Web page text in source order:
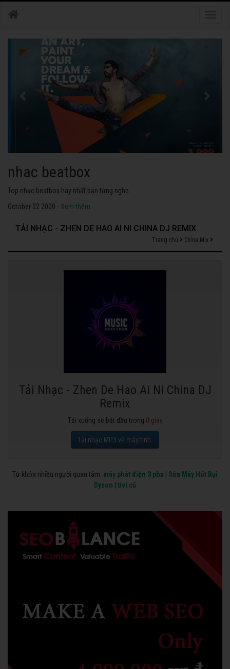
nhac dance
Những bài nhạc dance tuyển chọn 2020 hay nhất.
October 22 2020 - Xem thêm
TẢI NHẠC - ZHEN DE HAO AI NI CHINA DJ REMIX
Trang chủ China Mix
Tải Nhạc - Zhen De Hao Ai Ni China DJ
Remix
Tải xuống sẽ bắt đầu trong 0 giây
Tải nhạc MP3 về máy tính.
Từ khóa nhiều người quan tâm: máy phát điện 3 pha
Sửa Máy Hút Bụi
Dyson
tivi cũ